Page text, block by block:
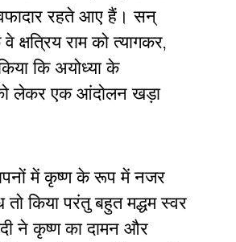
रहते आए हैं। सन्
राम को त्यागकर,
कि अयोध्या के
को लेकर एक आंदोलन खड़ा
में कृष्ण के रूप में नजर
किया परंतु बहुत मद्धम स्वर
ने कृष्ण का दामन और